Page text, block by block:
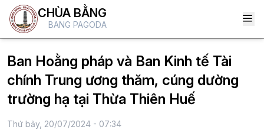
CHÙA BẰNG
BANG PAGODA
Ban Hoằng pháp và Ban Kinh tế Tài
chính Trung ương thăm, cúng dường
trường hạ tại Thừa Thiên Huế
Thứ bảy, 20/07/2024 - 07:34